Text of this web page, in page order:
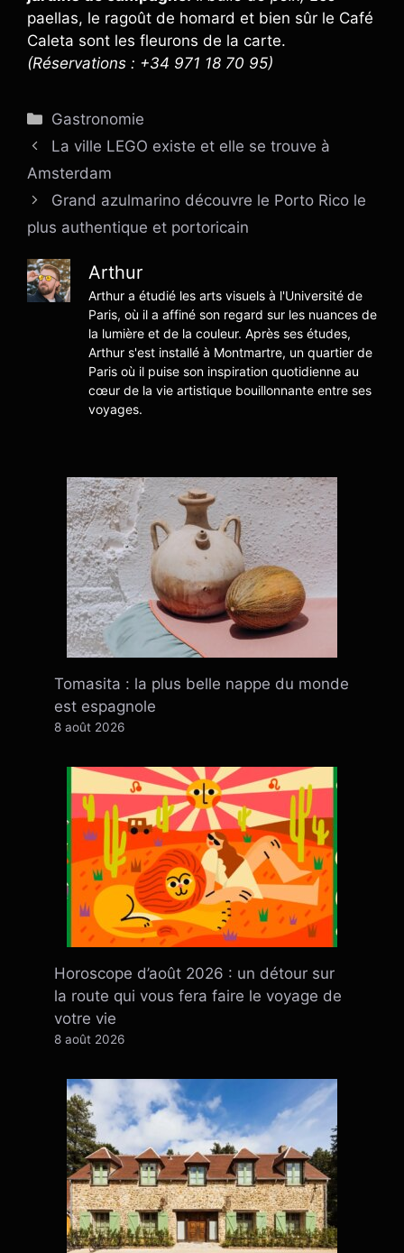
paellas, le ragoût de homard et bien sûr le Café
Caleta sont les fleurons de la carte.
(Réservations : +34 971 18 70 95)
Catégories
Gastronomie
La ville LEGO existe et elle se trouve à
Amsterdam
Grand azulmarino découvre le Porto Rico le
plus authentique et portoricain
Arthur
Arthur a étudié les arts visuels à l'Université de
Paris, où il a affiné son regard sur les nuances de
la lumière et de la couleur. Après ses études,
Arthur s'est installé à Montmartre, un quartier de
Paris où il puise son inspiration quotidienne au
cœur de la vie artistique bouillonnante entre ses
voyages.
Tomasita : la plus belle nappe du monde
est espagnole
8 août 2026
Horoscope d’août 2026 : un détour sur
la route qui vous fera faire le voyage de
votre vie
8 août 2026